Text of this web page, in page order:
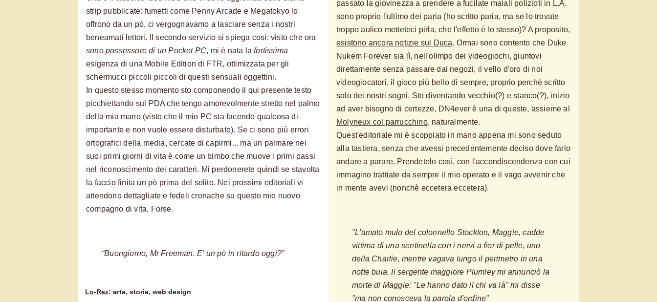
strip pubblicate: fumetti come Penny Arcade e Megatokyo lo
offrono da un pò, ci vergognavamo a lasciare senza i nostri
beneamati lettori. Il secondo servizio si spiega così: visto che ora
sono possessore di un Pocket PC, mi è nata lafortissima
esigenza di una Mobile Edition di FTR, ottimizzata per gli
schermucci piccoli piccoli di questi sensuali oggettini.
In questo stesso momento sto componendo il qui presente testo
picchiettando sul PDA che tengo amorevolmente stretto nel palmo
della mia mano (visto che il mio PC sta facendo qualcosa di
importante e non vuole essere disturbato). Se ci sono più errori
ortografici della media, cercate di capirmi... ma un palmare nei
suoi primi giorni di vita è come un bimbo che muove i primi passi
nel riconoscimento dei caratteri. Mi perdonerete quindi se stavolta
la faccio finita un pò prima del solito. Nei prossimi editoriali vi
attendono dettagliate e fedeli cronache su questo mio nuovo
compagno di vita. Forse.
“Buongiorno, Mr Freeman. E' un pò in ritardo oggi?”
Lo-Rez: arte, storia, web design
passato la giovinezza a prendere a fucilate maiali polizioti in L.A.
sono proprio l'ultimo dei paria (ho scritto paria, ma se lo trovate
troppo aulico metteteci pirla, che l'effetto è lo stesso)? A proposito,
esistono ancora notizie sul Duca. Ormai sono contento che Duke
Nukem Forever sia lì, nell'olimpo dei videogiochi, giuntovi
direttamente senza passare dai negozi, il vello d'oro di noi
videogiocatori, il gioco più bello di sempre, proprio perchè scritto
solo dei nostri sogni. Sto diventando vecchio(?) e stanco(?), inizio
ad aver bisogno di certezze, DN4ever è una di queste, assieme al
Molyneux col parrucchino, naturalmente.
Quest'editoriale mi è scoppiato in mano appena mi sono seduto
alla tastiera, senza che avessi precedentemente deciso dove farlo
andare a parare. Prendetelo così, con l'accondiscendenza con cui
immagino trattiate da sempre il mio operato e il vago avvenir che
in mente avevi (nonchè eccetera eccetera).
"L'amato mulo del colonnello Stockton, Maggie, cadde
vittima di una sentinella con i nervi a fior di pelle, uno
della Charlie, mentre vagava lungo il perimetro in una
notte buia. Il sergente maggiore Plumley mi annunciò la
morte di Maggie: "Le hanno dato il chi va là" mi disse
"ma non conosceva la parola d'ordine"